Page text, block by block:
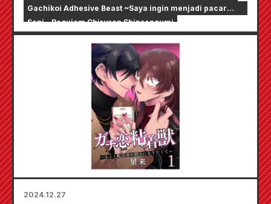
Gachikoi Adhesive Beast ~Saya ingin menjadi pacar
streamer online~
Seni Requiem Chiruran Shinsengumi
2024.12.27